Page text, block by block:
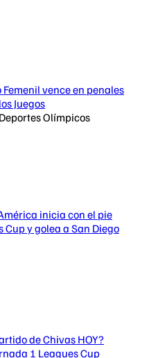
Femenil vence en penales
Juegos
Deportes Olímpicos
inicia con el pie
Cup y golea a San Diego
de Chivas HOY?
1 Leagues Cup